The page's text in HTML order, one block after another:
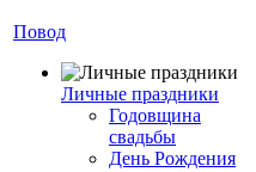
Повод
Личные праздники
Годовщина
свадьбы
День Рождения